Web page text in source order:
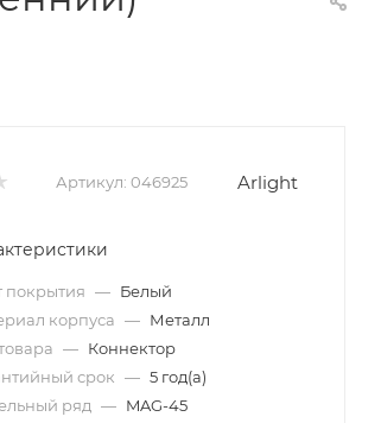
Артикул: 046925 Arlight
покрытия — Белый
корпуса — Металл
— Коннектор
срок — 5 год(а)
ряд — MAG-45